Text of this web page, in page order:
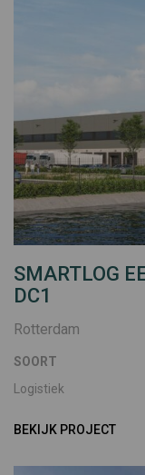
SMARTLOG
DC1
Rotterdam
SOORT
Logistiek
BEKIJK PROJECT